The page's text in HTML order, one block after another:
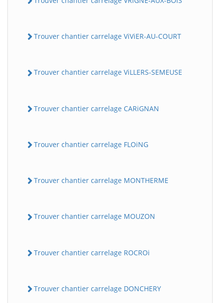
Trouver chantier carrelage ViViER-AU-COURT
Trouver chantier carrelage ViLLERS-SEMEUSE
Trouver chantier carrelage CARiGNAN
Trouver chantier carrelage FLOiNG
Trouver chantier carrelage MONTHERME
Trouver chantier carrelage MOUZON
Trouver chantier carrelage ROCROi
Trouver chantier carrelage DONCHERY